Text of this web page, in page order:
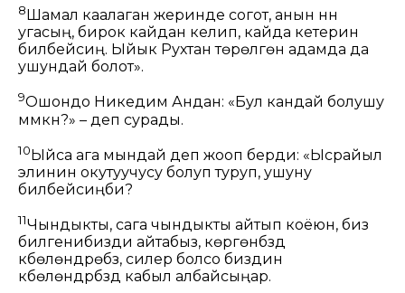
8 Шамал каалаган жеринде согот, анын үнүн
угасың, бирок кайдан келип, кайда кетерин
билбейсиң. Ыйык Рухтан төрөлгөн адамда да
ушундай болот».
9Ошондо Никедим Андан: «Бул кандай болушу
мүмкүн?» – деп сурады.
10Ыйса ага мындай деп жооп берди: «Ысрайыл
элинин окутуучусу болуп туруп, ушуну
билбейсиңби?
11Чындыкты, сага чындыкты айтып коёюн, биз
билгенибизди айтабыз, көргөнүбүздү
күбөлөндүрөбүз, силер болсо биздин
күбөлөндүрүүбүздү кабыл албайсыңар.